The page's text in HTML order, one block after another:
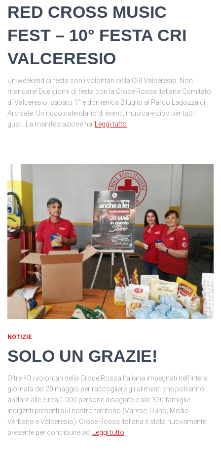
RED CROSS MUSIC
FEST – 10° FESTA CRI
VALCERESIO
Un weekend di festa con i volontari della CRI Valceresio. Non
mancare! Due giorni di festa con la Croce Rossa Italiana Comitato
di Valceresio, sabato 1° e domenica 2 luglio al Parco Lagozza di
Arcisate. Un ricco calendario di eventi, musica e cibo per tutti i
gusti. La manifestazione ha
Leggi tutto
NOTIZIE
SOLO UN GRAZIE!
Oltre 40 i volontari della Croce Rossa Italiana impegnati nell’intera
giornata del 20 maggio per raccogliere gli alimenti che potranno
andare alle circa 1.000 persone disagiate e alle 320 famiglie
indigenti presenti sul nostro territorio (Varese, Luino, Medio
Verbano e Valceresio). Croce Rossa Italiana è stata nuovamente
presente per contribuire ad
Leggi tutto